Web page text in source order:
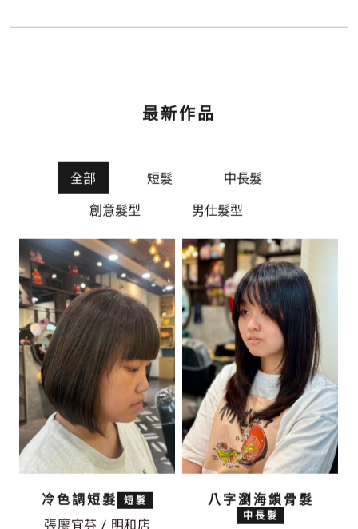
最新作品
全部 短髮
中長髮
創意髮型
男仕髮型
冷色調短髮 短髮
張廖宜芬 / 明和店
八字瀏海鎖骨髮
中長髮